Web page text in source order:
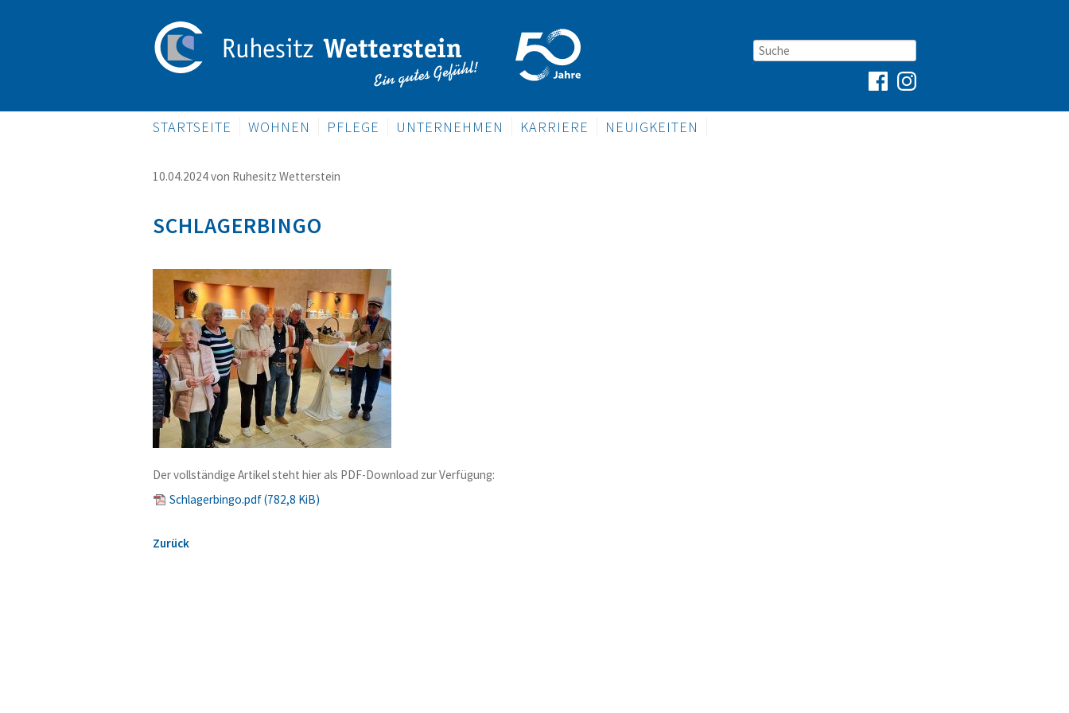
NAVIGATION
STARTSEITE WOHNEN PFLEGE UNTERNEHMEN KARRIERE NEUIGKEITEN
10.04.2024von Ruhesitz Wetterstein
SCHLAGERBINGO
Der vollständige Artikel steht hier als PDF-Download zur Verfügung:
Schlagerbingo.pdf(782,8 KiB)
Zurück